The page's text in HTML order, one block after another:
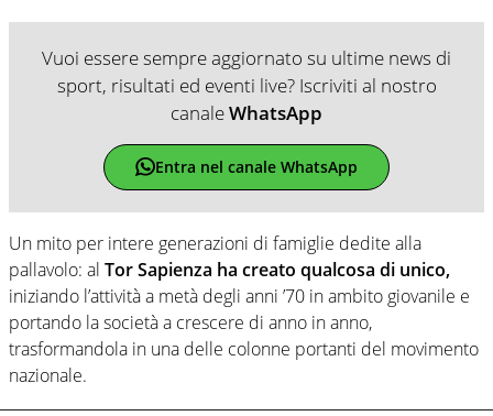
Vuoi essere sempre aggiornato su ultime news di
sport, risultati ed eventi live? Iscriviti al nostro
canaleWhatsApp
Entra nel canale WhatsApp
Un mito per intere generazioni di famiglie dedite alla
pallavolo: al Tor Sapienza ha creato qualcosa di unico,
iniziando l’attività a metà degli anni ’70 in ambito giovanile e
portando la società a crescere di anno in anno,
trasformandola in una delle colonne portanti del movimento
nazionale.